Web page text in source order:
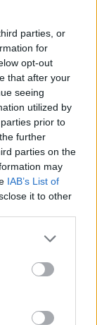
parties, or
for
opt-out
that after your
seeing
utilized by
prior to
further
parties on the
may
IAB’s List of
it to other
αντίθεση
με τον
με
και αν